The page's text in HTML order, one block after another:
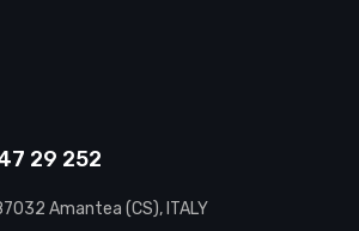
29 252
Amantea (CS), ITALY